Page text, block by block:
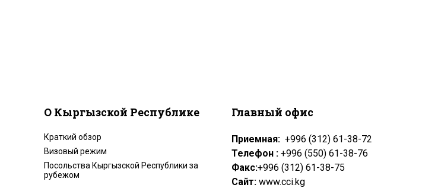
О Кыргызской Республике
Краткий обзор
Визовый режим
Посольства Кыргызской Республики за
рубежом
Главный офис
Приемная:+996 (312) 61-38-72
Телефон :+996 (550) 61-38-76
Факс:+996 (312) 61-38-75
Сайт:www.cci.kg